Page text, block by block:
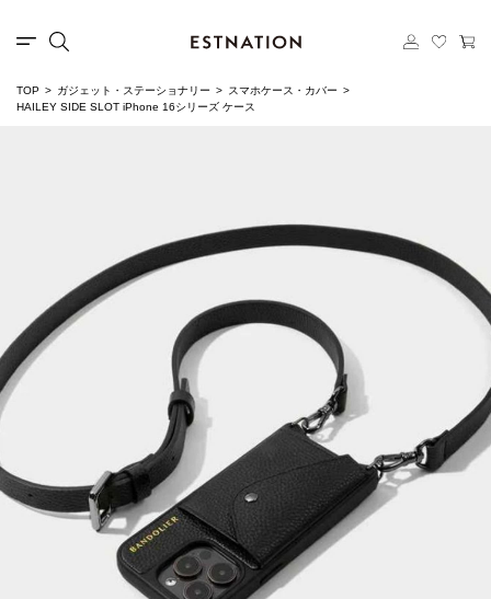
TOP ガジェット・ステーショナリー
スマホケース・カバー
HAILEY SIDE SLOT iPhone 16シリーズ ケース